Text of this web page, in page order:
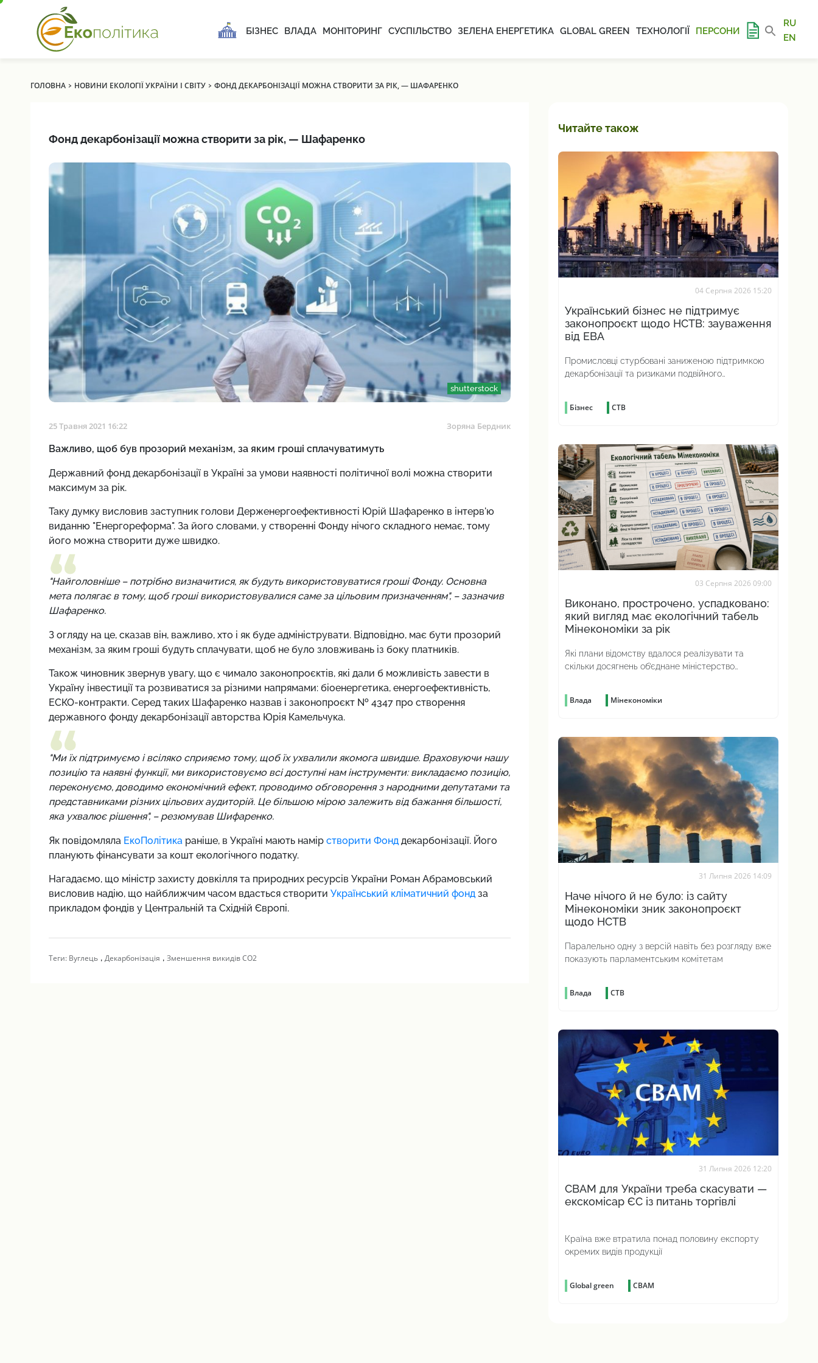
БІЗНЕС ВЛАДА МОНІТОРИНГ СУСПІЛЬСТВО ЗЕЛЕНА ЕНЕРГЕТИКА GLOBAL GREEN ТЕХНОЛОГІЇ ПЕРСОНИ
RU
EN
ГОЛОВНА› НОВИНИ ЕКОЛОГІЇ УКРАЇНИ І СВІТУ› ФОНД ДЕКАРБОНІЗАЦІЇ МОЖНА СТВОРИТИ ЗА РІК, — ШАФАРЕНКО
Фонд декарбонізації можна створити за рік, — Шафаренко
shutterstock
25 Травня 2021 16:22 Зоряна Бердник
Важливо, щоб був прозорий механізм, за яким гроші сплачуватимуть
Державний фонд декарбонізації в Україні за умови наявності політичної волі можна створити
максимум за рік.
Таку думку висловив заступник голови Держенергоефективності Юрій Шафаренко в інтерв'ю
виданню "Енергореформа". За його словами, у створенні Фонду нічого складного немає, тому
його можна створити дуже швидко.
"Найголовніше – потрібно визначитися, як будуть використовуватися гроші Фонду. Основна
мета полягає в тому, щоб гроші використовувалися саме за цільовим призначенням", – зазначив
Шафаренко.
З огляду на це, сказав він, важливо, хто і як буде адмініструвати. Відповідно, має бути прозорий
механізм, за яким гроші будуть сплачувати, щоб не було зловживань із боку платників.
Також чиновник звернув увагу, що є чимало законопроєктів, які дали б можливість завести в
Україну інвестиції та розвиватися за різними напрямами: біоенергетика, енергоефективність,
ЕСКО-контракти. Серед таких Шафаренко назвав і законопроєкт № 4347 про створення
державного фонду декарбонізації авторства Юрія Камельчука.
"Ми їх підтримуємо і всіляко сприяємо тому, щоб їх ухвалили якомога швидше. Враховуючи нашу
позицію та наявні функції, ми використовуємо всі доступні нам інструменти: викладаємо позицію,
переконуємо, доводимо економічний ефект, проводимо обговорення з народними депутатами та
представниками різних цільових аудиторій. Це більшою мірою залежить від бажання більшості,
яка ухвалює рішення", – резюмував Шифаренко.
Як повідомляла ЕкоПолітикараніше, в Україні мають намірстворити Фонддекарбонізації. Його
планують фінансувати за кошт екологічного податку.
Нагадаємо, що міністр захисту довкілля та природних ресурсів України Роман Абрамовський
висловив надію, що найближчим часом вдасться створити Український кліматичний фондза
прикладом фондів у Центральній та Східній Європі.
Теги: Вуглець, Декарбонізація , Зменшення викидів СО2
Читайте також
04 Серпня 2026 15:20
Український бізнес не підтримує
законопроєкт щодо НСТВ: зауваження
від ЕВА
Промисловці стурбовані заниженою підтримкою
декарбонізації та ризиками подвійного
Бізнес СТВ
03 Серпня 2026 09:00
Виконано, прострочено, успадковано:
який вигляд має екологічний табель
Мінекономіки за рік
Які плани відомству вдалося реалізувати та
скільки досягнень об’єднане міністерство
Влада Мінекономіки
31 Липня 2026 14:09
Наче нічого й не було: із сайту
Мінекономіки зник законопроєкт
щодо НСТВ
Паралельно одну з версій навіть без розгляду вже
показують парламентським комітетам
Влада СТВ
31 Липня 2026 12:20
CBAM для України треба скасувати —
екскомісар ЄС із питань торгівлі
Країна вже втратила понад половину експорту
окремих видів продукції
Global green CBAM